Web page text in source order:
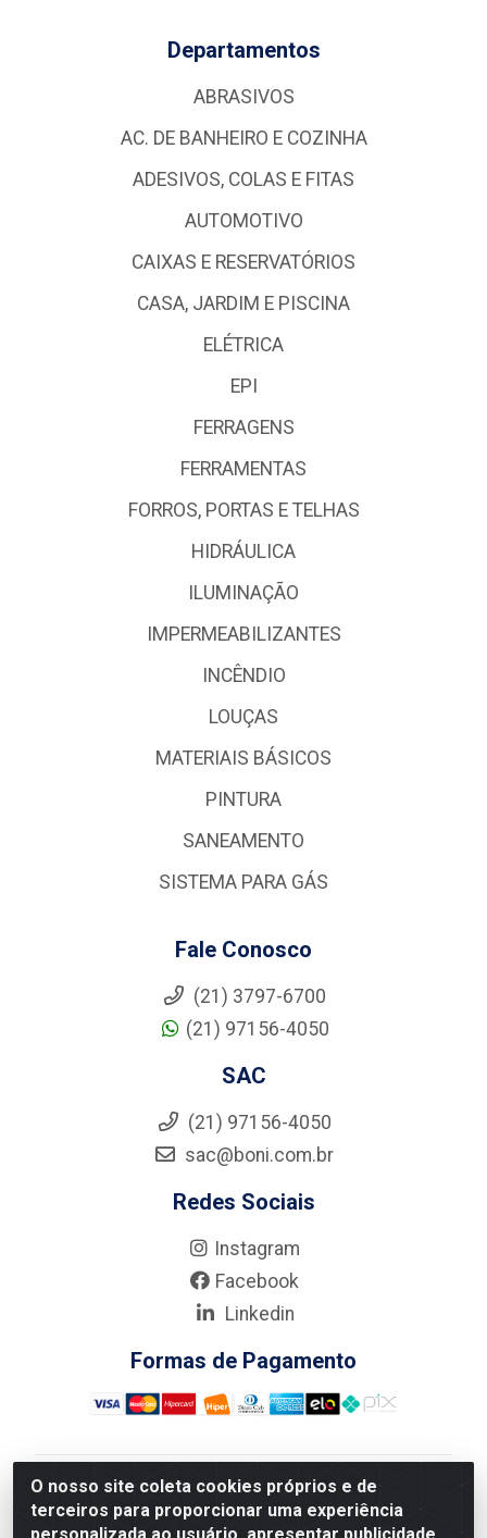
O nosso site coleta cookies próprios e de
terceiros para proporcionar uma experiência
Departamentos
ABRASIVOS
AC. DE BANHEIRO E COZINHA
ADESIVOS, COLAS E FITAS
AUTOMOTIVO
CAIXAS E RESERVATÓRIOS
CASA, JARDIM E PISCINA
ELÉTRICA
EPI
FERRAGENS
FERRAMENTAS
FORROS, PORTAS E TELHAS
HIDRÁULICA
ILUMINAÇÃO
IMPERMEABILIZANTES
INCÊNDIO
LOUÇAS
MATERIAIS BÁSICOS
PINTURA
SANEAMENTO
SISTEMA PARA GÁS
Fale Conosco
(21) 3797-6700
(21) 97156-4050
SAC
(21) 97156-4050
sac@boni.com.br
Redes Sociais
Instagram
Facebook
Linkedin
Formas de Pagamento
Nova Boni Distribuidora de Material de Construção LTDA
- Rua Alice Tibiriçá, 330 - Vila Da Penha, Rio de
Janeiro/RJ - CEP: 21.210-110 - CNPJ: 11.003.135/0001-